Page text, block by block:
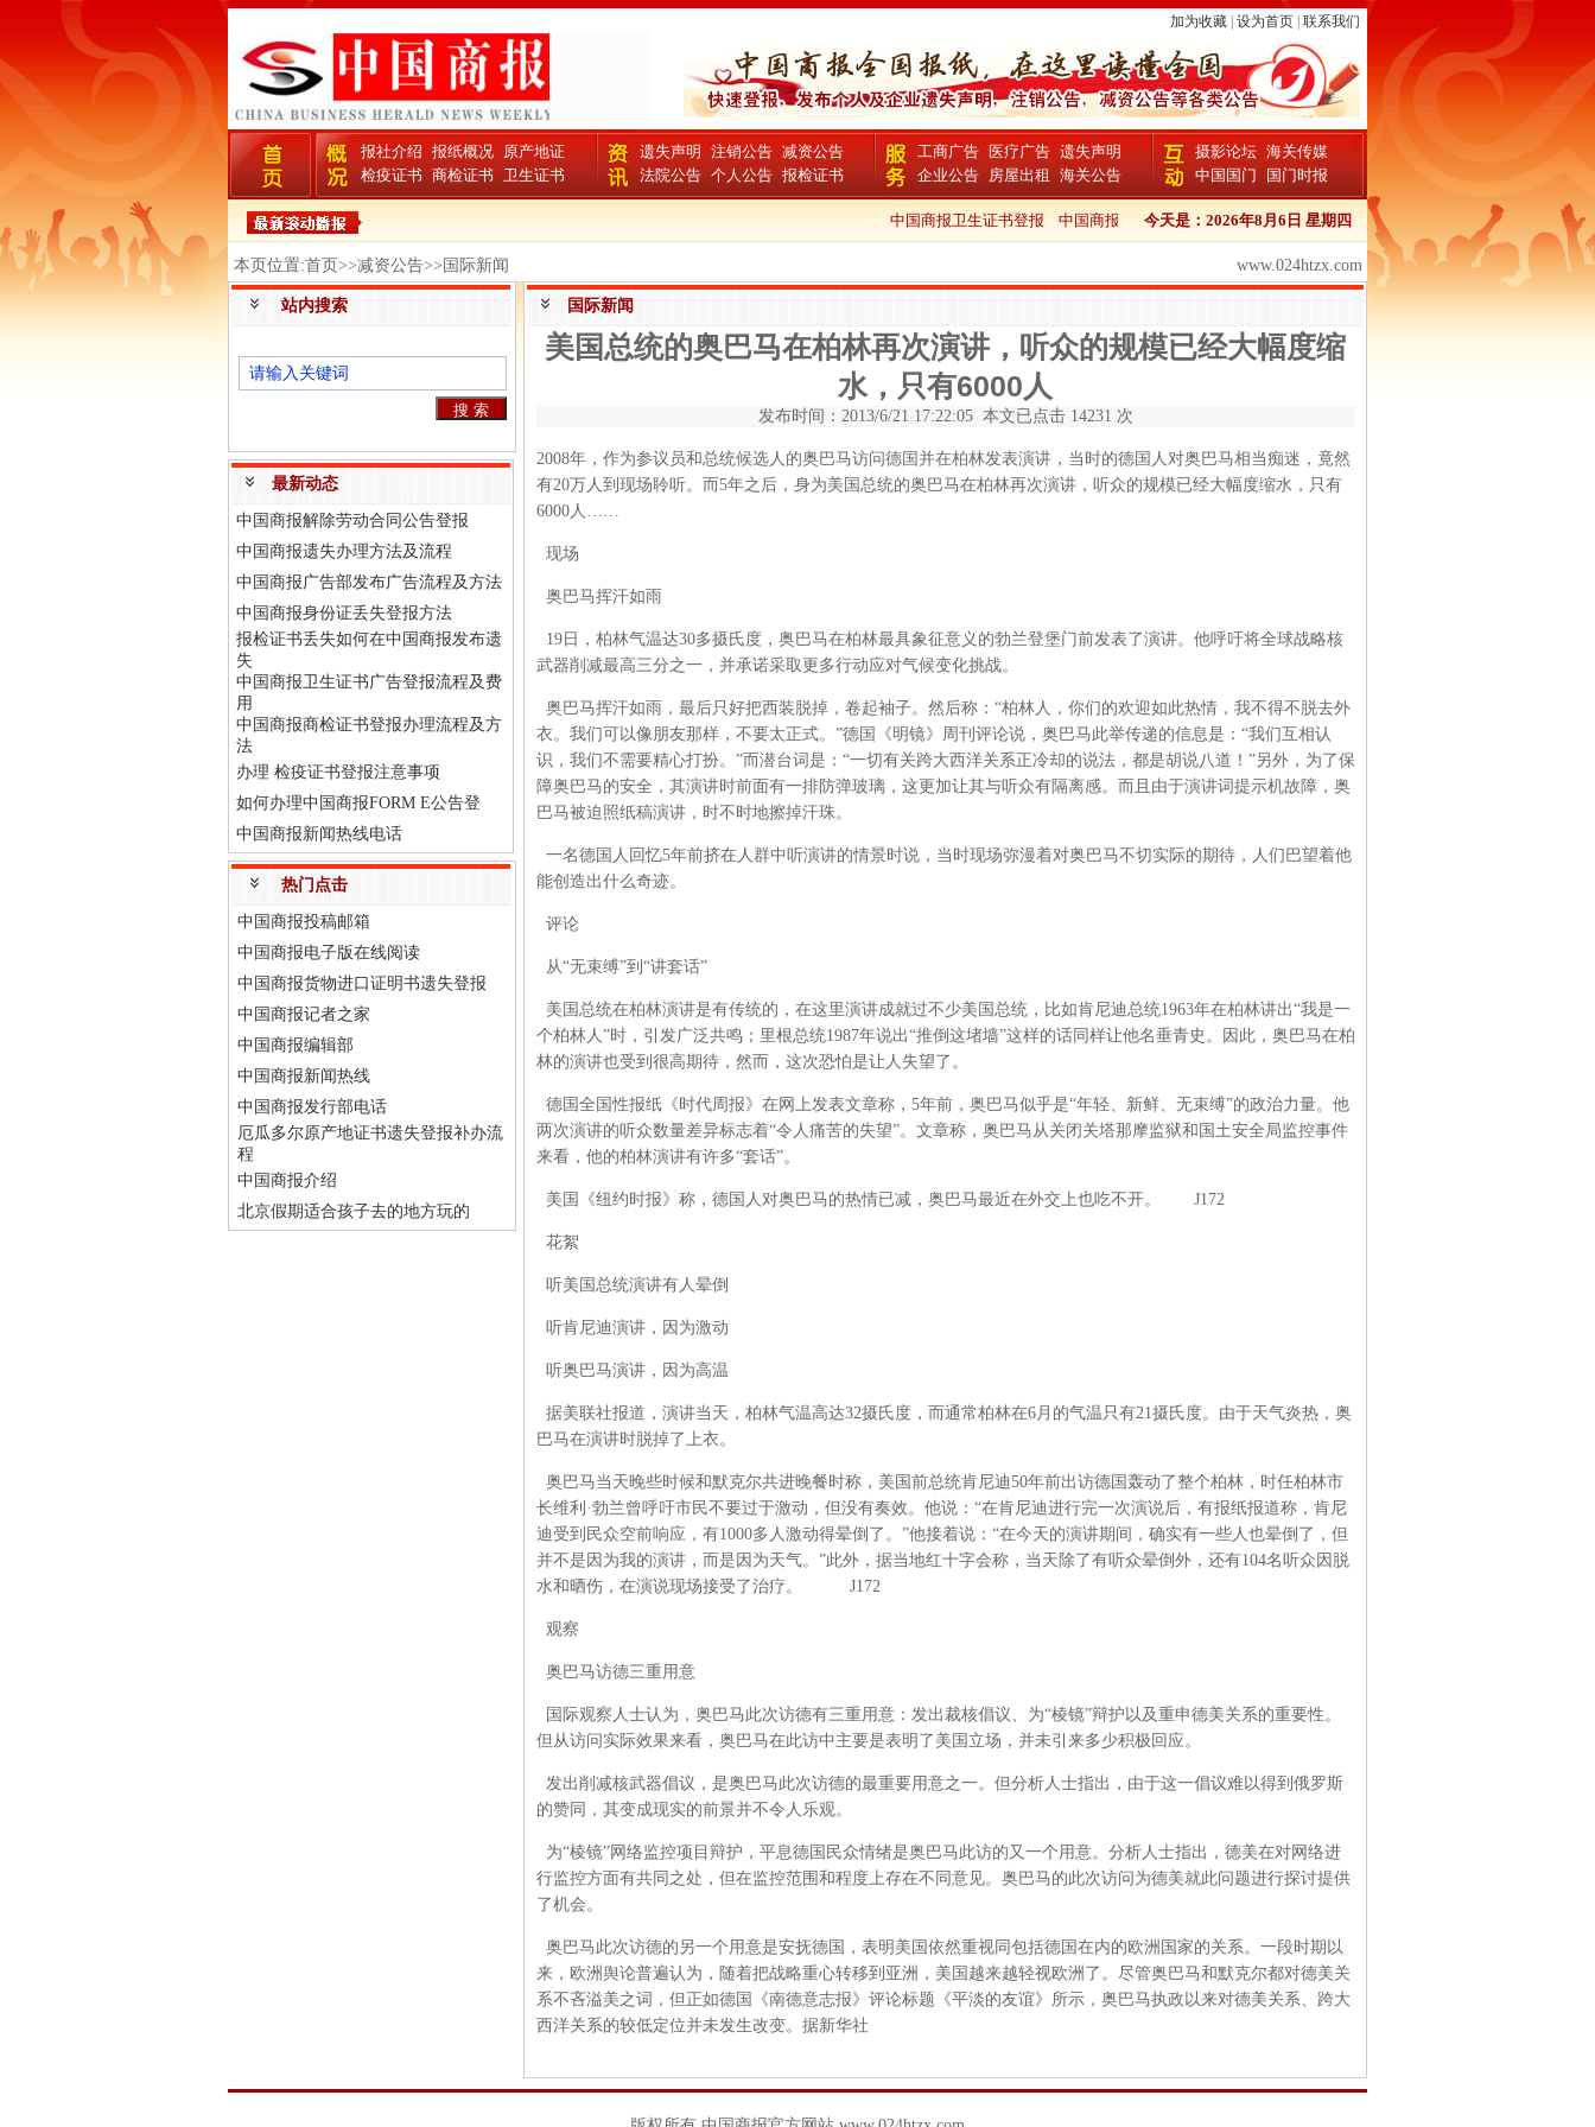
加为收藏 设为首页 联系我们
报社介绍 报纸概况 原产地证
检疫证书 商检证书 卫生证书
遗失声明 注销公告 减资公告
法院公告 个人公告 报检证书
工商广告 医疗广告 遗失声明
企业公告 房屋出租 海关公告
摄影论坛 海关传媒
中国国门
国门时报
中国商报卫生证书登报 中国商报卫生证书登报流程 中国商报报检证书登报 中国商报个人证件遗失登报
今天是： 2026年8月6日 星期四
本页位置:首页>>减资公告>>国际新闻 www.024htzx.com
站内搜索
最新动态
中国商报解除劳动合同公告登报
中国商报遗失办理方法及流程
中国商报广告部发布广告流程及方法
中国商报身份证丢失登报方法
报检证书丢失如何在中国商报发布遗
失
中国商报卫生证书广告登报流程及费
用
中国商报商检证书登报办理流程及方
法
办理 检疫证书登报注意事项
如何办理中国商报FORM E公告登
中国商报新闻热线电话
热门点击
中国商报投稿邮箱
中国商报电子版在线阅读
中国商报货物进口证明书遗失登报
中国商报记者之家
中国商报编辑部
中国商报新闻热线
中国商报发行部电话
厄瓜多尔原产地证书遗失登报补办流
程
中国商报介绍
北京假期适合孩子去的地方玩的
国际新闻
美国总统的奥巴马在柏林再次演讲，听众的规模已经大幅度缩
水，只有6000人
发布时间：2013/6/21 17:22:05 本文已点击 14231 次
2008年，作为参议员和总统候选人的奥巴马访问德国并在柏林发表演讲，当时的德国人对奥巴马相当痴迷，竟然
有20万人到现场聆听。而5年之后，身为美国总统的奥巴马在柏林再次演讲，听众的规模已经大幅度缩水，只有
6000人……
现场
奥巴马挥汗如雨
19日，柏林气温达30多摄氏度，奥巴马在柏林最具象征意义的勃兰登堡门前发表了演讲。他呼吁将全球战略核
武器削减最高三分之一，并承诺采取更多行动应对气候变化挑战。
奥巴马挥汗如雨，最后只好把西装脱掉，卷起袖子。然后称：“柏林人，你们的欢迎如此热情，我不得不脱去外
衣。我们可以像朋友那样，不要太正式。”德国《明镜》周刊评论说，奥巴马此举传递的信息是：“我们互相认
识，我们不需要精心打扮。”而潜台词是：“一切有关跨大西洋关系正冷却的说法，都是胡说八道！”另外，为了保
障奥巴马的安全，其演讲时前面有一排防弹玻璃，这更加让其与听众有隔离感。而且由于演讲词提示机故障，奥
巴马被迫照纸稿演讲，时不时地擦掉汗珠。
一名德国人回忆5年前挤在人群中听演讲的情景时说，当时现场弥漫着对奥巴马不切实际的期待，人们巴望着他
能创造出什么奇迹。
评论
从“无束缚”到“讲套话”
美国总统在柏林演讲是有传统的，在这里演讲成就过不少美国总统，比如肯尼迪总统1963年在柏林讲出“我是一
个柏林人”时，引发广泛共鸣；里根总统1987年说出“推倒这堵墙”这样的话同样让他名垂青史。因此，奥巴马在柏
林的演讲也受到很高期待，然而，这次恐怕是让人失望了。
德国全国性报纸《时代周报》在网上发表文章称，5年前，奥巴马似乎是“年轻、新鲜、无束缚”的政治力量。他
两次演讲的听众数量差异标志着“令人痛苦的失望”。文章称，奥巴马从关闭关塔那摩监狱和国土安全局监控事件
来看，他的柏林演讲有许多“套话”。
美国《纽约时报》称，德国人对奥巴马的热情已减，奥巴马最近在外交上也吃不开。 J172
花絮
听美国总统演讲有人晕倒
听肯尼迪演讲，因为激动
听奥巴马演讲，因为高温
据美联社报道，演讲当天，柏林气温高达32摄氏度，而通常柏林在6月的气温只有21摄氏度。由于天气炎热，奥
巴马在演讲时脱掉了上衣。
奥巴马当天晚些时候和默克尔共进晚餐时称，美国前总统肯尼迪50年前出访德国轰动了整个柏林，时任柏林市
长维利·勃兰曾呼吁市民不要过于激动，但没有奏效。他说：“在肯尼迪进行完一次演说后，有报纸报道称，肯尼
迪受到民众空前响应，有1000多人激动得晕倒了。”他接着说：“在今天的演讲期间，确实有一些人也晕倒了，但
并不是因为我的演讲，而是因为天气。”此外，据当地红十字会称，当天除了有听众晕倒外，还有104名听众因脱
水和晒伤，在演说现场接受了治疗。 J172
观察
奥巴马访德三重用意
国际观察人士认为，奥巴马此次访德有三重用意：发出裁核倡议、为“棱镜”辩护以及重申德美关系的重要性。
但从访问实际效果来看，奥巴马在此访中主要是表明了美国立场，并未引来多少积极回应。
发出削减核武器倡议，是奥巴马此次访德的最重要用意之一。但分析人士指出，由于这一倡议难以得到俄罗斯
的赞同，其变成现实的前景并不令人乐观。
为“棱镜”网络监控项目辩护，平息德国民众情绪是奥巴马此访的又一个用意。分析人士指出，德美在对网络进
行监控方面有共同之处，但在监控范围和程度上存在不同意见。奥巴马的此次访问为德美就此问题进行探讨提供
了机会。
奥巴马此次访德的另一个用意是安抚德国，表明美国依然重视同包括德国在内的欧洲国家的关系。一段时期以
来，欧洲舆论普遍认为，随着把战略重心转移到亚洲，美国越来越轻视欧洲了。尽管奥巴马和默克尔都对德美关
系不吝溢美之词，但正如德国《南德意志报》评论标题《平淡的友谊》所示，奥巴马执政以来对德美关系、跨大
西洋关系的较低定位并未发生改变。据新华社